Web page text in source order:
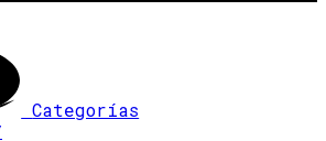
Categorías